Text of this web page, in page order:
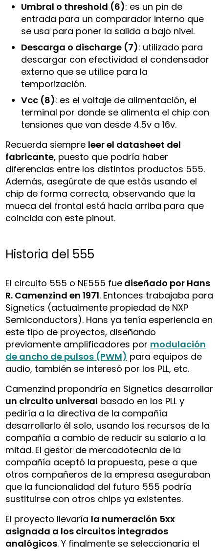
Umbral o threshold (6): es un pin de
entrada para un comparador interno que
se usa para poner la salida a bajo nivel.
Descarga o discharge (7): utilizado para
descargar con efectividad el condensador
externo que se utilice para la
temporización.
Vcc (8): es el voltaje de alimentación, el
terminal por donde se alimenta el chip con
tensiones que van desde 4.5v a 16v.
Recuerda siempre leer el datasheet del
fabricante, puesto que podría haber
diferencias entre los distintos productos 555.
Además, asegúrate de que estás usando el
chip de forma correcta, observando que la
mueca del frontal está hacia arriba para que
coincida con este pinout.
Historia del 555
El circuito 555 o NE555 fue diseñado por Hans
R. Camenzind en 1971. Entonces trabajaba para
Signetics (actualmente propiedad de NXP
Semiconductors). Hans ya tenía esperiencia en
este tipo de proyectos, diseñando
previamente amplificadores por modulación
de ancho de pulsos (PWM) para equipos de
audio, también se interesó por los PLL, etc.
Camenzind propondría en Signetics desarrollar
un circuito universal basado en los PLL y
pediría a la directiva de la compañía
desarrollarlo él solo, usando los recursos de la
compañía a cambio de reducir su salario a la
mitad. El gestor de mercadotecnia de la
compañía aceptó la propuesta, pese a que
otros compañeros de la empresa aseguraban
que la funcionalidad del futuro 555 podría
sustituirse con otros chips ya existentes.
El proyecto llevaría la numeración 5xx
asignada a los circuitos integrados
analógicos. Y finalmente se seleccionaría el